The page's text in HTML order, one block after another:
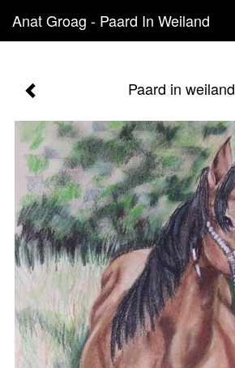
Anat Groag - Paard In Weiland
Paard in weiland